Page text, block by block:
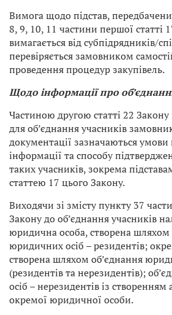
Вимога щодо підстав,
8, 9, 10, 11 частини першої статті
вимагається від субпідрядників/
перевіряється замовником
проведення процедур закупівель.
Щодо інформації про
Частиною другою статті 22
для об’єднання учасників
документації зазначаються
інформації та способу
таких учасників, зокрема
статтею 17 цього Закону.
Виходячи зі змісту пункту 37
Закону до об’єднання учасників
юридична особа, створена шляхом
юридичних осіб – резидентів;
створена шляхом об’єднання
(резидентів та нерезидентів);
осіб – нерезидентів із створенням
окремої юридичної особи.